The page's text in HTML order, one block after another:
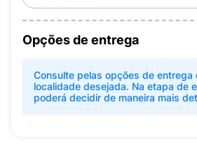
Opções de entrega
Consulte pelas opções de entrega
localidade desejada. Na etapa de
poderá decidir de maneira mais